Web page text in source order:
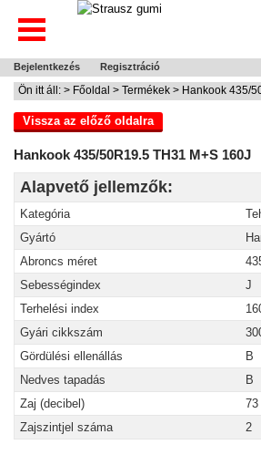
Bejelentkezés Regisztráció
Ön itt áll: > Főoldal > Termékek > Hankook 435/
Vissza az előző oldalra
Hankook 435/50R19.5 TH31 M+S 160J
Alapvető jellemzők:
Kategória
Gyártó
Abroncs méret
Sebességindex
J
Terhelési index
Gyári cikkszám
Gördülési ellenállás
B
Nedves tapadás
B
Zaj (decibel)
73
Zajszintjel száma
2